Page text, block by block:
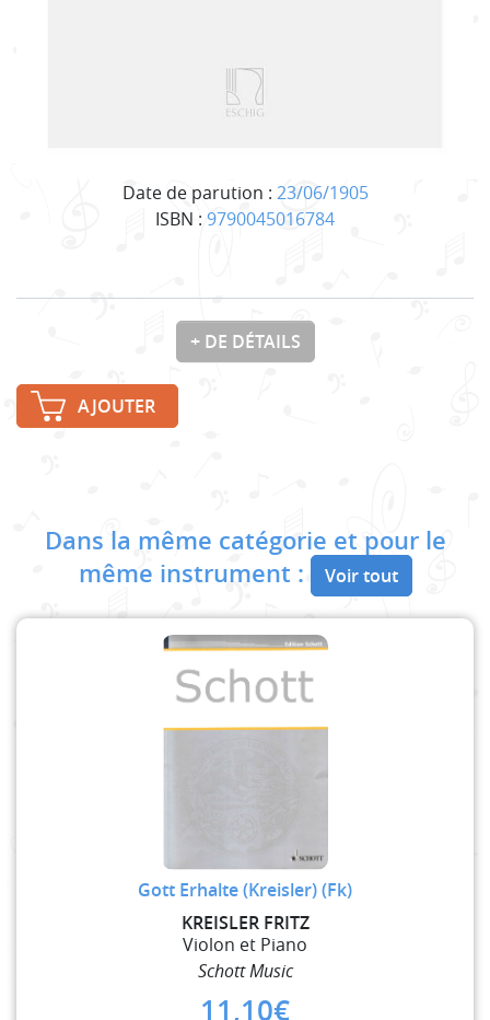
Date de parution : 23/06/1905
ISBN : 9790045016784
+ DE DÉTAILS
AJOUTER
Dans la même catégorie et pour le
même instrument :
Voir tout
Gott Erhalte (Kreisler) (Fk)
KREISLER FRITZ
Violon et Piano
Schott Music
11,10€